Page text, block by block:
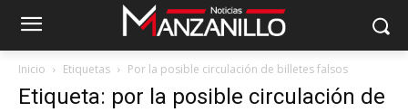
Inicio Etiquetas Por la posible circulación de billetes falsos
Etiqueta: por la posible circulación de